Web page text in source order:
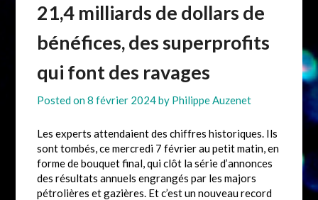
21,4 milliards de dollars de
bénéfices, des superprofits
qui font des ravages
Posted on8 février 2024by Philippe Auzenet
Les experts attendaient des chiffres historiques. Ils
sont tombés, ce mercredi 7 février au petit matin, en
forme de bouquet final, qui clôt la série d’annonces
des résultats annuels engrangés par les majors
pétrolières et gazières. Et c’est un nouveau record